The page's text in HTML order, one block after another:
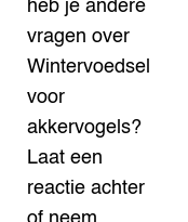
heb je andere
vragen over
Wintervoedsel
voor
akkervogels?
Laat een
reactie achter